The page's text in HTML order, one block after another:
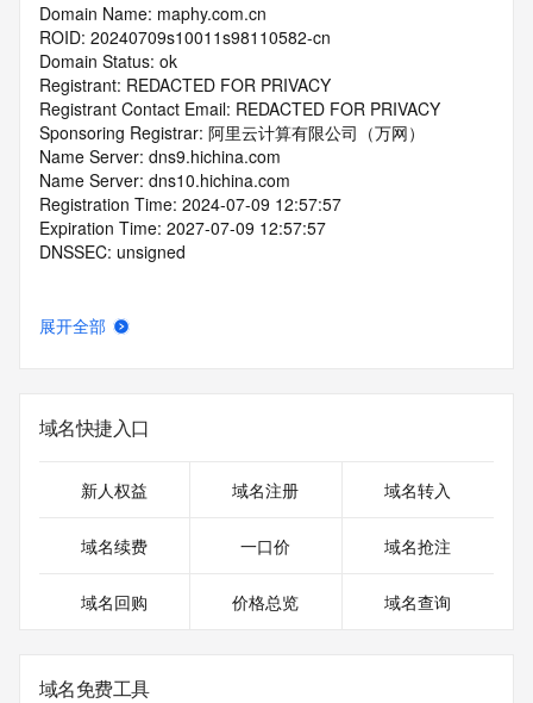
Domain Name: maphy.com.cn
ROID: 20240709s10011s98110582-cn
Domain Status: ok
Registrant: REDACTED FOR PRIVACY
Registrant Contact Email: REDACTED FOR PRIVACY
Sponsoring Registrar: 阿里云计算有限公司（万网）
Name Server: dns9.hichina.com
Name Server: dns10.hichina.com
Registration Time: 2024-07-09 12:57:57
Expiration Time: 2027-07-09 12:57:57
DNSSEC: unsigned
展开全部
域名快捷入口
新人权益 域名注册 域名转入
域名续费 一口价 域名抢注
域名回购 价格总览 域名查询
域名免费工具